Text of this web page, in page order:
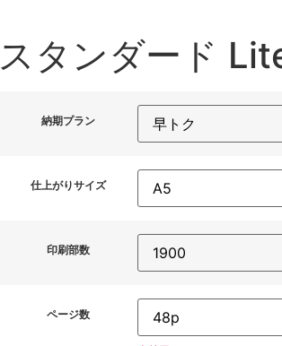
スタンダード
納期プラン
仕上がりサイズ
印刷部数
ページ数